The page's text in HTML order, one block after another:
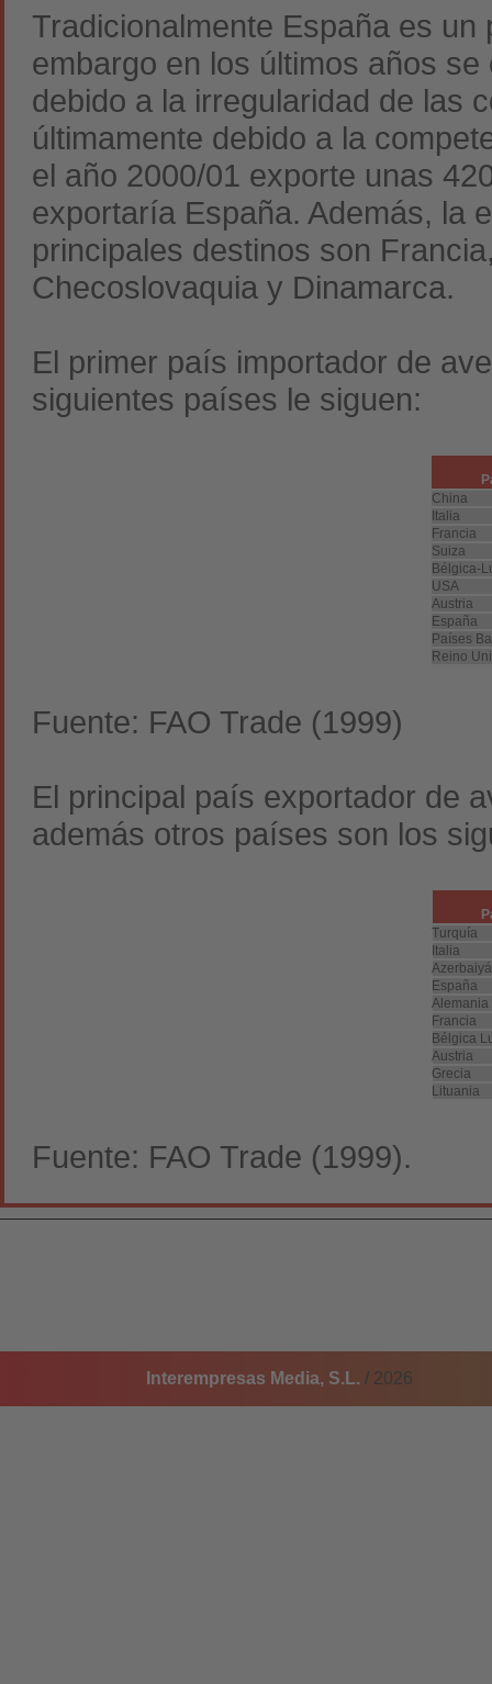
Tradicionalmente España es
embargo en los últimos años
debido a la irregularidad de las
últimamente debido a la
el año 2000/01 exporte unas
exportaría España. Además, la
principales destinos son
Checoslovaquia y Dinamarca.
El primer país importador de
siguientes países le siguen:
China
Italia
Francia
Suiza
Bélgica-
USA
Austria
España
Países
Reino
Fuente: FAO Trade (1999)
El principal país exportador de
además otros países son los
Turquía
Italia
España
Alemania
Francia
Bélgica
Austria
Grecia
Lituania
Fuente: FAO Trade (1999).
Interempresas Media, S.L. / 2026